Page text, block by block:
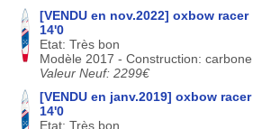
[VENDU en nov.2022] oxbow racer
14'0
Etat: Très bon
Modèle 2017 - Construction: carbone
Valeur Neuf: 2299€
[VENDU en janv.2019] oxbow racer
14'0
Etat: Très bon